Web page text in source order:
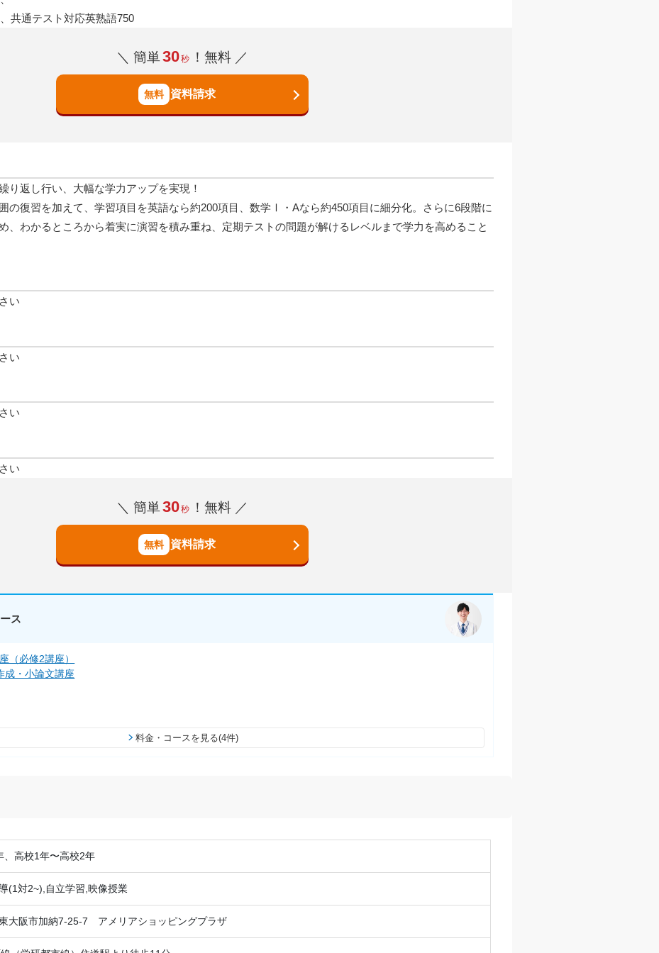
共通テスト対応英熟語750
＼ 簡単30秒 ！無料 ／
資料請求
り返し行い、大幅な学力アップを実現！
の復習を加えて、学習項目を英語なら約200項目、数学Ⅰ・Aなら約450項目に細分化。さらに6段階に
、わかるところから着実に演習を積み重ね、定期テストの問題が解けるレベルまで学力を高めること
い
い
い
い
＼ 簡単30秒 ！無料 ／
資料請求
ス
（必修2講座）
成・小論文講座
料金・コースを見る(4件)
、高校1年〜高校2年
(1対2~),自立学習,映像授業
大阪市加納7-25-7 アメリアショッピングプラザ